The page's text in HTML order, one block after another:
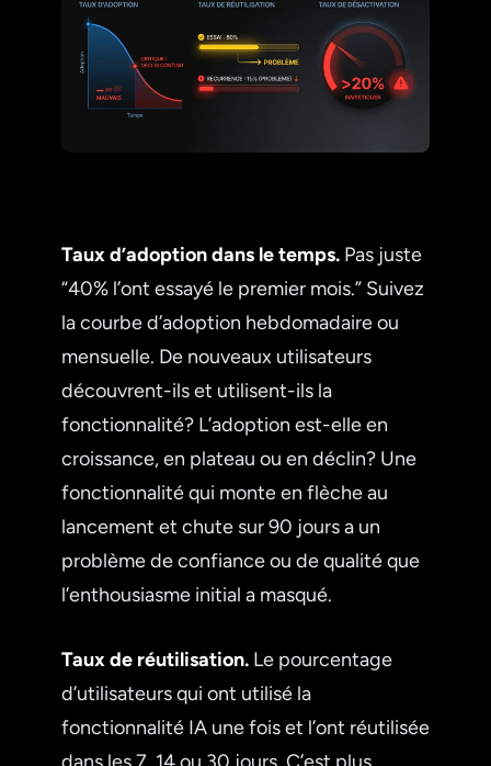
Taux d’adoption dans le temps. Pas juste
“40% l’ont essayé le premier mois.” Suivez
la courbe d’adoption hebdomadaire ou
mensuelle. De nouveaux utilisateurs
découvrent-ils et utilisent-ils la
fonctionnalité? L’adoption est-elle en
croissance, en plateau ou en déclin? Une
fonctionnalité qui monte en flèche au
lancement et chute sur 90 jours a un
problème de confiance ou de qualité que
l’enthousiasme initial a masqué.
Taux de réutilisation. Le pourcentage
d’utilisateurs qui ont utilisé la
fonctionnalité IA une fois et l’ont réutilisée